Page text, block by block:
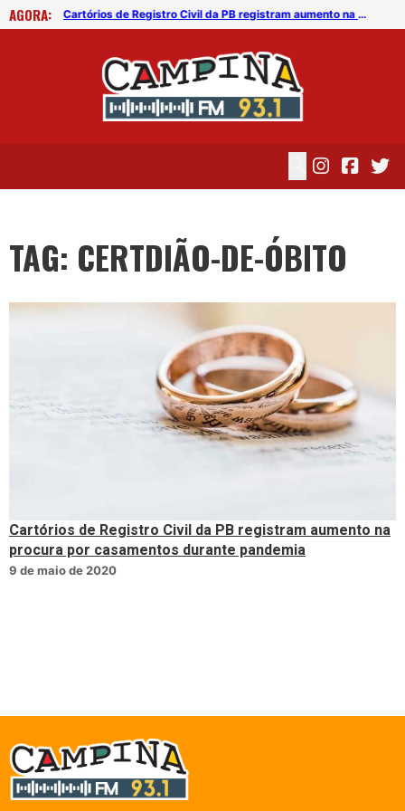
AGORA:
Cartórios de Registro Civil da PB registram aumento na procura por casamentos durante pandemia Cartórios de Registro Civil da PB registram aumento na procura por casamentos durante pandemia
TAG: CERTDIÃO-DE-ÓBITO
Cartórios de Registro Civil da PB registram aumento na
procura por casamentos durante pandemia
9 de maio de 2020